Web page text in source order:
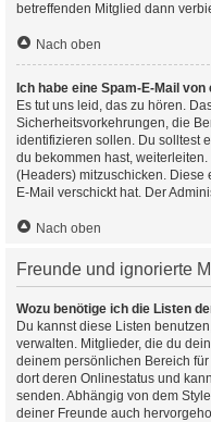
betreffenden Mitglied dann
Nach oben
Ich habe eine Spam-E-Mail
Es tut uns leid, das zu hören.
Sicherheitsvorkehrungen, die
identifizieren sollen. Du solltest
du bekommen hast,
(Headers) mitzuschicken. Diese
E-Mail verschickt hat. Der
Nach oben
Freunde und ignorierte
Wozu benötige ich die Listen
Du kannst diese Listen
verwalten. Mitglieder, die du
deinem persönlichen Bereich
dort deren Onlinestatus und
senden. Abhängig von dem
deiner Freunde auch